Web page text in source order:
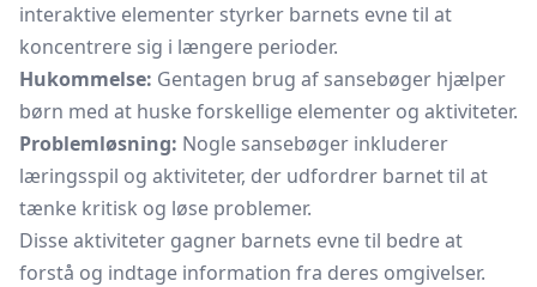
interaktive elementer styrker barnets evne til at
koncentrere sig i længere perioder.
Hukommelse: Gentagen brug af sansebøger hjælper
børn med at huske forskellige elementer og aktiviteter.
Problemløsning: Nogle sansebøger inkluderer
læringsspil og aktiviteter, der udfordrer barnet til at
tænke kritisk og løse problemer.
Disse aktiviteter gagner barnets evne til bedre at
forstå og indtage information fra deres omgivelser.